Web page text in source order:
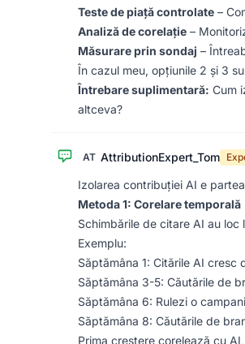
Teste de piață controlate –
Analiză de corelație –
Măsurare prin sondaj –
În cazul meu, opțiunile 2 și 3
Întrebare suplimentară: Cum
altceva?
AT AttributionExpert_Tom
Izolarea contribuției AI e
Metoda 1: Corelare temporală
Schimbările de citare AI au
Exemplu:
Săptămâna 1: Citările AI cresc
Săptămâna 3-5: Căutările de
Săptămâna 6: Rulezi o
Săptămâna 8: Căutările de
Prima creștere corelează cu